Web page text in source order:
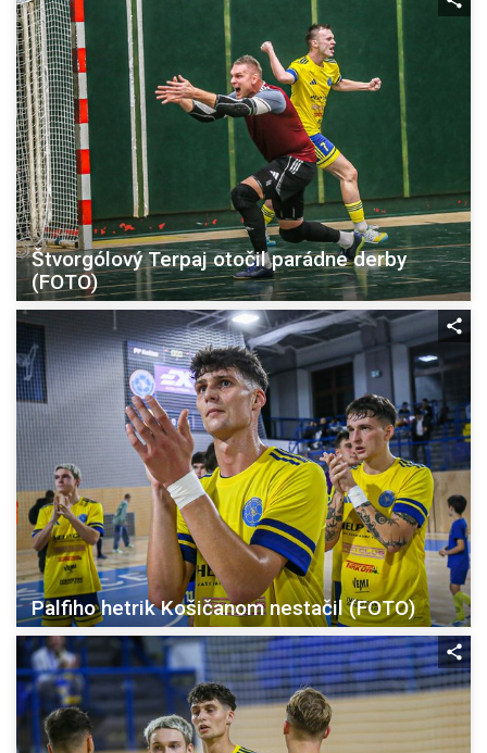
Štvorgólový Terpaj otočil parádne derby
(FOTO)
Palfiho hetrik Košičanom nestačil (FOTO)